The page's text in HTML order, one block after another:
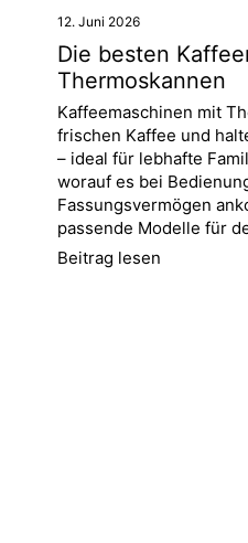
12. Juni 2026
Die besten
Thermoskannen
Kaffeemaschinen mit
frischen Kaffee und
– ideal für lebhafte
worauf es bei
Fassungsvermögen
passende Modelle für
Beitrag lesen